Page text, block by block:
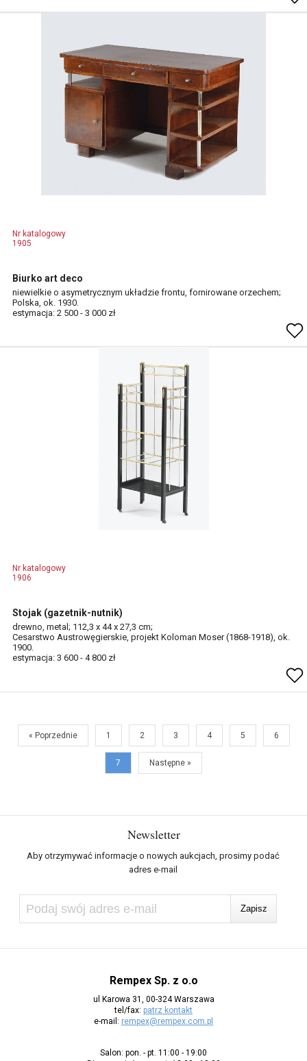
Nr katalogowy
1905
Biurko art deco
niewielkie o asymetrycznym układzie frontu, fornirowane orzechem;
Polska, ok. 1930.
estymacja: 2 500 - 3 000 zł
Nr katalogowy
1906
Stojak (gazetnik-nutnik)
drewno, metal; 112,3 x 44 x 27,3 cm;
Cesarstwo Austrowęgierskie, projekt Koloman Moser (1868-1918), ok.
1900.
estymacja: 3 600 - 4 800 zł
« Poprzednie 1 2 3 4 5 6
7 Następne »
Newsletter
Aby otrzymywać informacje o nowych aukcjach, prosimy podać
adres e-mail
Rempex Sp. z o.o
ul Karowa 31, 00-324 Warszawa
tel/fax: patrz kontakt
e-mail: rempex@rempex.com.pl
Salon: pon. - pt. 11:00 - 19:00